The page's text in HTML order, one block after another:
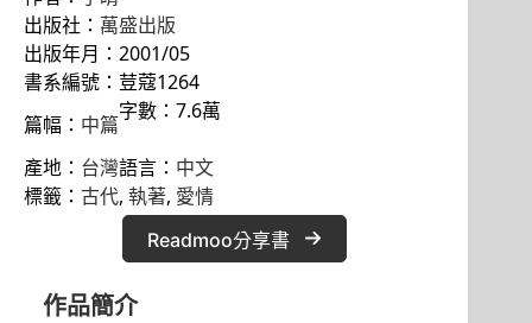
出版社： 萬盛出版
出版年月：2001/05
書系編號：荳蔻1264
篇幅： 中篇
字數：7.6萬
產地： 台灣語言： 中文
標籤： 古代, 執著, 愛情
Readmoo分享書
作品簡介